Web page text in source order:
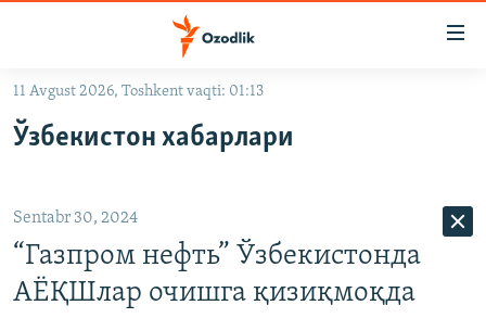
ўтинг
Асосий
Қидиришга
ўтинг
OZODLIK SURISHTIRUVLARI
На русском
ИЖТИМОИЙ ТАРМОҚЛАР
11 Avgust 2026, Toshkent vaqti: 01:13
Ўзбекистон хабарлари
Sentabr 30, 2024
“Газпром нефть” Ўзбекистонда
АЁҚШлар очишга қизиқмоқда